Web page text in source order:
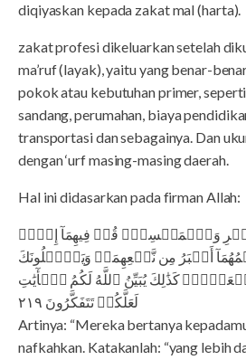
diqiyaskan kepada zakat mal (harta).
zakat profesi dikeluarkan setelah
ma’ruf (layak), yaitu yang benar-
pokok atau kebutuhan primer,
sandang, perumahan, biaya
transportasi dan sebagainya. Dan
dengan ‘urf masing-masing daerah.
Hal ini didasarkan pada firman Allah:
وَٱلۡمَيۡسِرِۖ قُلۡ فِيهِمَآ إِثۡمٞ
أَكۡبَرُ مِن نَّفۡعِهِمَاۗ وَيَسۡ‍َٔلُونَكَ
كَذَٰلِكَ يُبَيِّنُ ٱللَّهُ لَكُمُ ٱلۡأٓيَٰتِ
لَعَلَّكُمۡ تَتَفَكَّرُونَ ٢١٩
Artinya: “Mereka bertanya
nafkahkan. Katakanlah: “yang lebih